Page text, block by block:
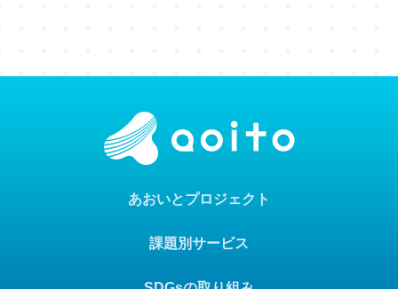
あおいとプロジェクト
課題別サービス